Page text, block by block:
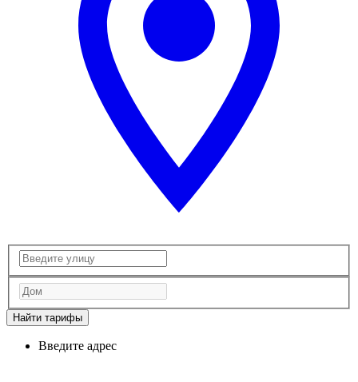
Найти тарифы
Введите адрес